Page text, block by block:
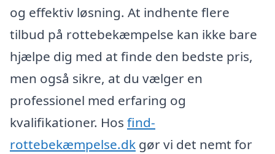
og effektiv løsning. At indhente flere
tilbud på rottebekæmpelse kan ikke bare
hjælpe dig med at finde den bedste pris,
men også sikre, at du vælger en
professionel med erfaring og
kvalifikationer. Hos find-
rottebekæmpelse.dk gør vi det nemt for